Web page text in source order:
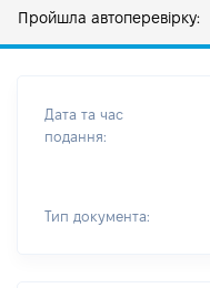
Пройшла автоперевірку:
Дата та час
подання:
Тип документа: